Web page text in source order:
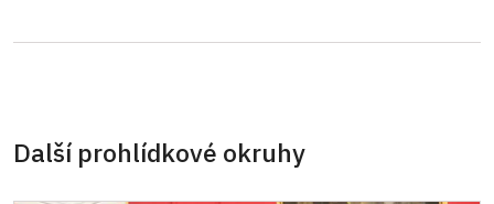
Další prohlídkové okruhy